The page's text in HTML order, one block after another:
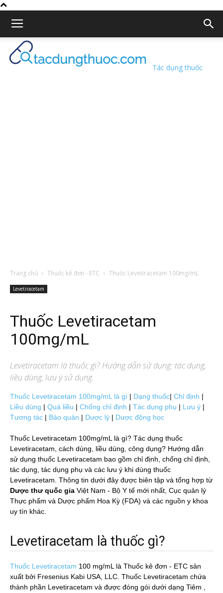
Tác dụng thuốc
Trang chủ Thuốc kê đơn - ETC Thuốc Levetiracetam 100mg/mL
Levetiracetam
Thuốc Levetiracetam
100mg/mL
Levetiracetam là thuốc gì? Hướng dẫn sử dụng: tác dụng,
liều dùng, lưu ý sử dụng.
Thuốc Levetiracetam 100mg/mL là gì | Dạng thuốc| Chỉ định |
Liều dùng | Quá liều | Chống chỉ định | Tác dụng phụ | Lưu ý |
Tương tác | Bảo quản | Dược lý | Dược động học
Thuốc Levetiracetam 100mg/mL là gì? Tác dụng thuốc
Levetiracetam, cách dùng, liều dùng, công dụng? Hướng dẫn
sử dụng thuốc Levetiracetam bao gồm chỉ định, chống chỉ định,
tác dụng, tác dụng phụ và các lưu ý khi dùng thuốc
Levetiracetam. Thông tin dưới đây được biên tập và tổng hợp từ
Dược thư quốc gia Việt Nam - Bộ Y tế mới nhất, Cục quản lý
Thực phẩm và Dược phẩm Hoa Kỳ (FDA) và các nguồn y khoa
uy tín khác.
Levetiracetam là thuốc gì?
Thuốc Levetiracetam 100 mg/mL là Thuốc kê đơn - ETC sản
xuất bởi Fresenius Kabi USA, LLC. Thuốc Levetiracetam chứa
thành phần Levetiracetam và được đóng gói dưới dạng Tiêm ,